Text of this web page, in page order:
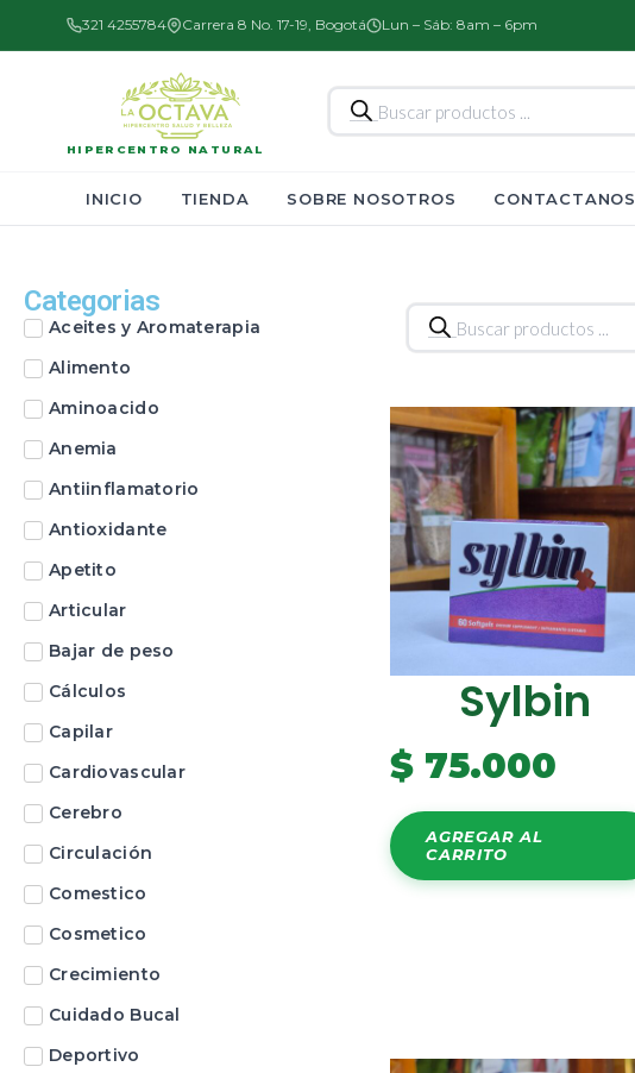
321 4255784 Carrera 8 No. 17-19, Bogotá Lun – Sáb: 8am – 6pm
HIPERCENTRO NATURAL
Búsqueda
de
productos
INICIO TIENDA SOBRE NOSOTROS CONTACTANOS
Categorias
Aceites y Aromaterapia
Alimento
Aminoacido
Anemia
Antiinflamatorio
Antioxidante
Apetito
Articular
Bajar de peso
Cálculos
Capilar
Cardiovascular
Cerebro
Circulación
Comestico
Cosmetico
Crecimiento
Cuidado Bucal
Deportivo
Búsqueda
de
productos
Sylbin
$ 75.000
AGREGAR AL
CARRITO